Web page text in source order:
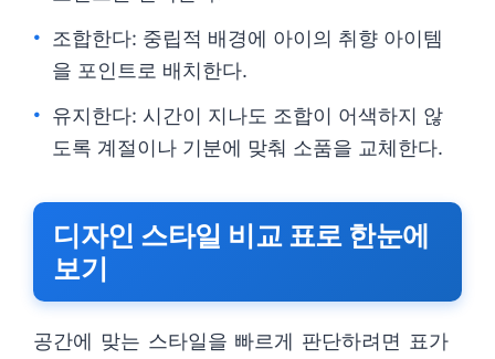
조합한다: 중립적 배경에 아이의 취향 아이템
을 포인트로 배치한다.
유지한다: 시간이 지나도 조합이 어색하지 않
도록 계절이나 기분에 맞춰 소품을 교체한다.
디자인 스타일 비교 표로 한눈에
보기
공간에 맞는 스타일을 빠르게 판단하려면 표가